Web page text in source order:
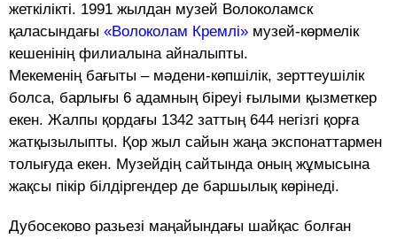
жеткілікті. 1991 жылдан музей Волоколамск
қаласындағы «Волоколам Кремлі» музей-көрмелік
кешенінің филиалына айналыпты.
Мекеменің бағыты – мәдени-көпшілік, зерттеушілік
болса, барлығы 6 адамның біреуі ғылыми қызметкер
екен. Жалпы қордағы 1342 заттың 644 негізгі қорға
жатқызылыпты. Қор жыл сайын жаңа экспонаттармен
толығуда екен. Музейдің сайтында оның жұмысына
жақсы пікір білдіргендер де баршылық көрінеді.
Дубосеково разьезі маңайындағы шайқас болған